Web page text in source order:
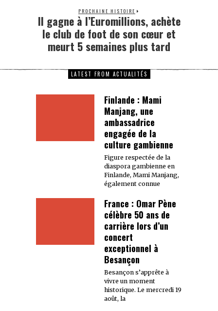
PROCHAINE HISTOIRE
Il gagne à l’Euromillions, achète
le club de foot de son cœur et
meurt 5 semaines plus tard
LATEST FROM ACTUALITÉS
Finlande : Mami
Manjang, une
ambassadrice
engagée de la
culture gambienne
Figure respectée de la
diaspora gambienne en
Finlande, Mami Manjang,
également connue
France : Omar Pène
célèbre 50 ans de
carrière lors d’un
concert
exceptionnel à
Besançon
Besançon s’apprête à
vivre un moment
historique. Le mercredi 19
août, la